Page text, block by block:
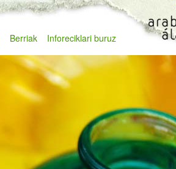
Berriak Inforeciklari buruz